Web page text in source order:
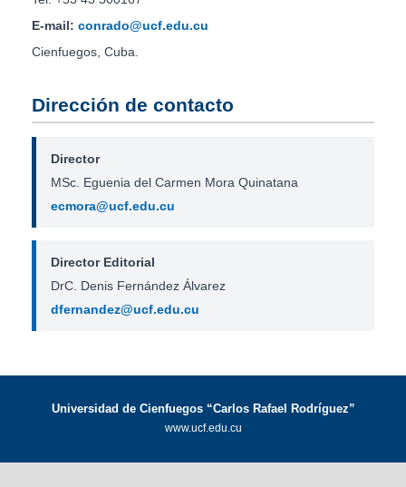
E-mail: conrado@ucf.edu.cu
Cienfuegos, Cuba.
Dirección de contacto
Director
MSc. Eguenia del Carmen Mora Quinatana
ecmora@ucf.edu.cu
Director Editorial
DrC. Denis Fernández Álvarez
dfernandez@ucf.edu.cu
Universidad de Cienfuegos “Carlos Rafael Rodríguez”
www.ucf.edu.cu